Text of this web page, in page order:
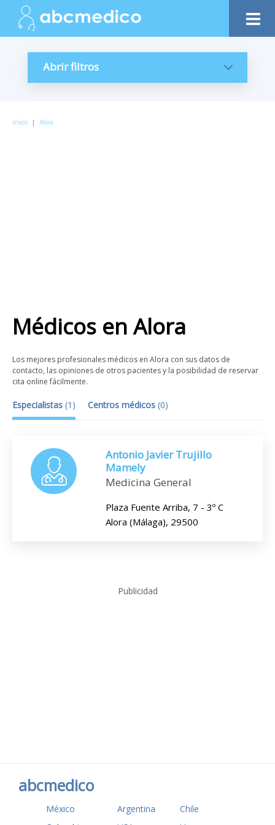
Abrir filtros
Inicio | Alora
Médicos enAlora
Los mejores profesionales médicos en Alora con sus datos de
contacto, las opiniones de otros pacientes y la posibilidad de reservar
cita online fácilmente.
Especialistas (1 ) Centros médicos (0)
Antonio Javier Trujillo
Mamely
Medicina General
Plaza Fuente Arriba, 7 - 3º C
Alora (Málaga), 29500
Publicidad
abcmedico
México Argentina
Chile